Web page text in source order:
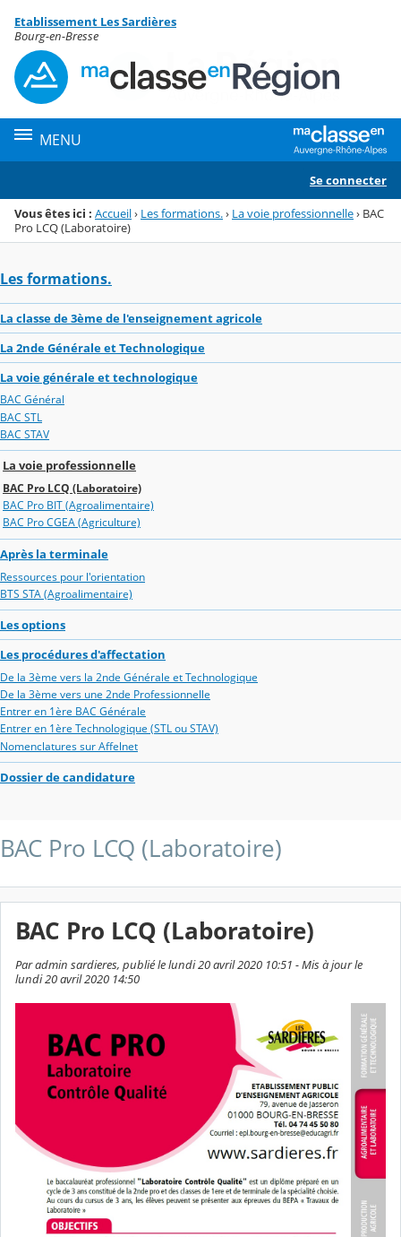
Menu de la rubrique
Contenu
Etablissement Les Sardières
Bourg-en-Bresse
MENU
Se connecter
Vous êtes ici : Accueil› Les formations.› La voie professionnelle› BAC
Pro LCQ (Laboratoire)
Les formations.
La classe de 3ème de l'enseignement agricole
La 2nde Générale et Technologique
La voie générale et technologique
BAC Général
BAC STL
BAC STAV
La voie professionnelle
BAC Pro LCQ (Laboratoire)
BAC Pro BIT (Agroalimentaire)
BAC Pro CGEA (Agriculture)
Après la terminale
Ressources pour l'orientation
BTS STA (Agroalimentaire)
Les options
Les procédures d'affectation
De la 3ème vers la 2nde Générale et Technologique
De la 3ème vers une 2nde Professionnelle
Entrer en 1ère BAC Générale
Entrer en 1ère Technologique (STL ou STAV)
Nomenclatures sur Affelnet
Dossier de candidature
BAC Pro LCQ (Laboratoire)
BAC Pro LCQ (Laboratoire)
Par admin sardieres, publié le lundi 20 avril 2020 10:51 - Mis à jour le
lundi 20 avril 2020 14:50